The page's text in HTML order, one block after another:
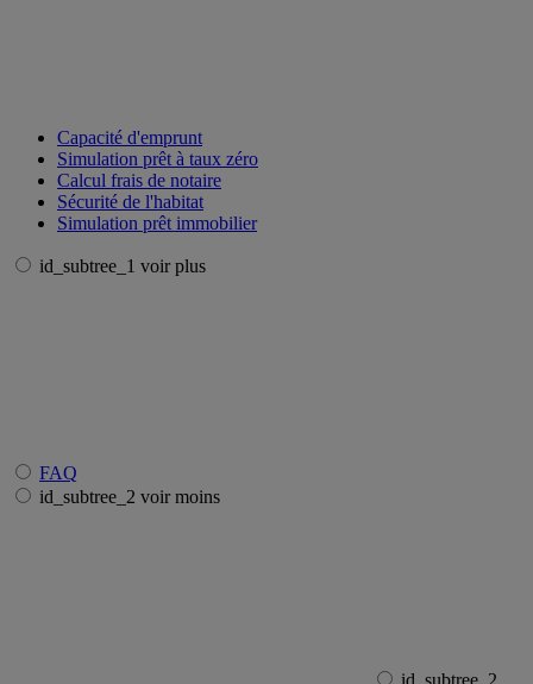
Capacité d'emprunt
Simulation prêt à taux zéro
Calcul frais de notaire
Sécurité de l'habitat
Simulation prêt immobilier
id_subtree_1 voir plus
FAQ
id_subtree_2 voir moins
id_subtree_2